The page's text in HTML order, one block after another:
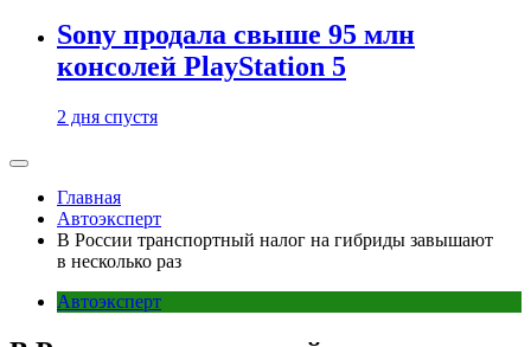
Sony продала свыше 95 млн
консолей PlayStation 5
2 дня спустя
Главная
Автоэксперт
В России транспортный налог на гибриды завышают
в несколько раз
Автоэксперт